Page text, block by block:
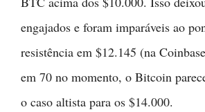
engajados e foram imparáveis ao
resistência em $12.145 (na
em 70 no momento, o Bitcoin
o caso altista para os $14.000.